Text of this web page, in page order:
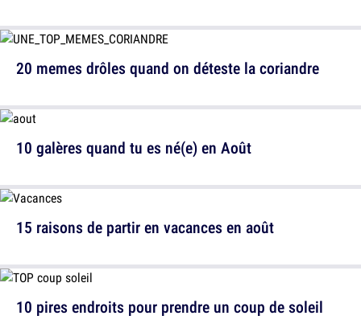
20 memes drôles quand on déteste la coriandre
15 raisons de partir en vacances en août
10 galères quand tu es né(e) en Août
10 pires endroits pour prendre un coup de soleil